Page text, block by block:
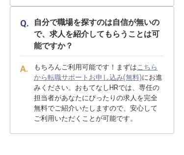
自分で職場を探すのは自信が無いの
で、求人を紹介してもらうことは可
能ですか？
もちろんご利用可能です！まずはこちら
から転職サポートお申し込み(無料)にお進
みください。おもてなしHRでは、専任の
担当者があなたにぴったりの求人を完全
無料でご紹介いたしますので、安心して
ご利用いただくことが可能です。